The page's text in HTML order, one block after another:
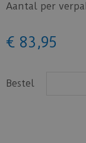
Aantal per
€ 83 ,95
Bestel